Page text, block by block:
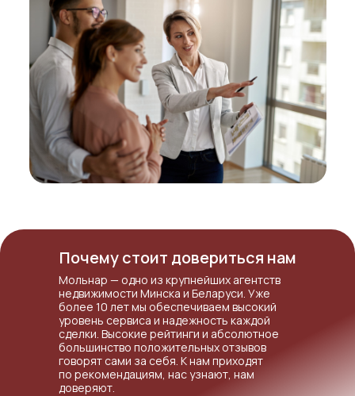
Мольнар — одно из крупнейших агентств
недвижимости Минска и Беларуси. Уже
более 10 лет мы обеспечиваем высокий
уровень сервиса и надежность каждой
сделки. Высокие рейтинги и абсолютное
большинство положительных отзывов
говорят сами за себя. К нам приходят
по рекомендациям, нас узнают, нам
доверяют.
Почему стоит довериться нам